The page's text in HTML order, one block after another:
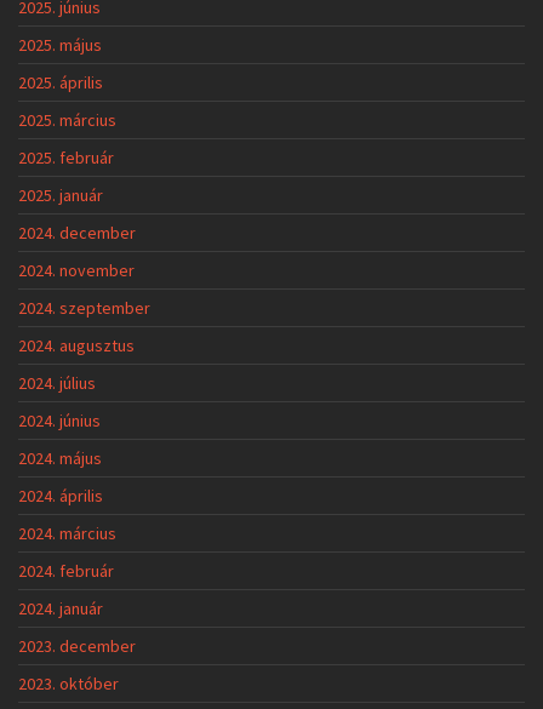
2025. június
2025. május
2025. április
2025. március
2025. február
2025. január
2024. december
2024. november
2024. szeptember
2024. augusztus
2024. július
2024. június
2024. május
2024. április
2024. március
2024. február
2024. január
2023. december
2023. október